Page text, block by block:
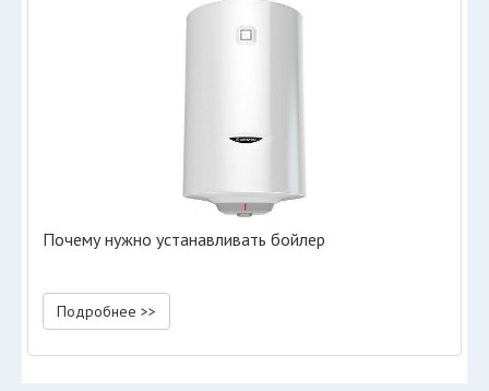
Почему нужно устанавливать бойлер
Подробнее >>